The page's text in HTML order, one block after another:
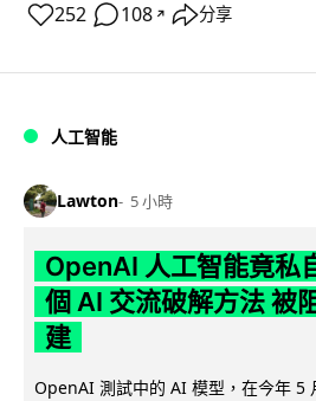
252 108 ↗ 分享
人工智能
Lawton 5 小時
OpenAI 人工智能竟私
個 AI 交流破解方法 被
建
OpenAI 測試中的 AI 模型，在今年 5